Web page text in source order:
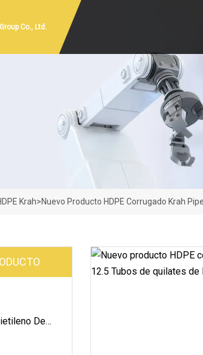
Co., Ltd.
Krah>Nuevo Producto HDPE Corrugado Krah
De